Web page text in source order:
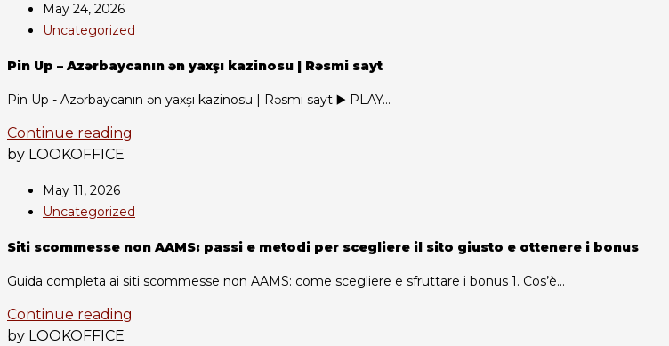
May 24, 2026
Uncategorized
Pin Up – Azərbaycanın ən yaxşı kazinosu | Rəsmi sayt
Pin Up - Azərbaycanın ən yaxşı kazinosu | Rəsmi sayt ▶️ PLAY...
Continue reading
by LOOKOFFICE
May 11, 2026
Uncategorized
Siti scommesse non AAMS: passi e metodi per scegliere il sito giusto e ottenere i bonus
Guida completa ai siti scommesse non AAMS: come scegliere e sfruttare i bonus 1. Cos’è...
Continue reading
by LOOKOFFICE